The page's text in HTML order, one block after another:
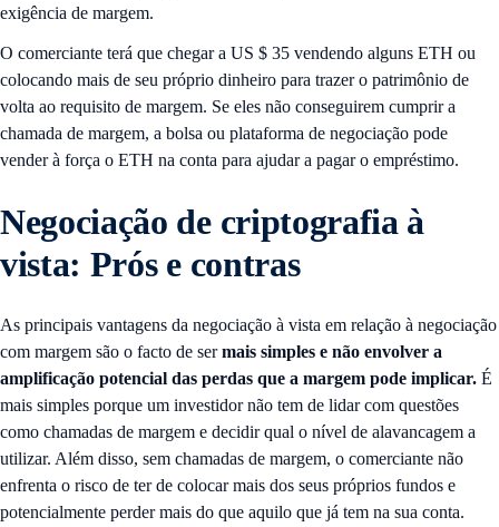
exigência de margem.
O comerciante terá que chegar a US $ 35 vendendo alguns ETH ou
colocando mais de seu próprio dinheiro para trazer o patrimônio de
volta ao requisito de margem. Se eles não conseguirem cumprir a
chamada de margem, a bolsa ou plataforma de negociação pode
vender à força o ETH na conta para ajudar a pagar o empréstimo.
Negociação decriptografia à
vista: Prós e contras
As principais vantagens da negociação à vista em relação à negociação
com margem são o facto de sermais simples e não envolver a
amplificação potencial das perdas que a margem pode implicar. É
mais simples porque um investidor não tem de lidar com questões
como chamadas de margem e decidir qual o nível de alavancagem a
utilizar. Além disso, sem chamadas de margem, o comerciante não
enfrenta o risco de ter de colocar mais dos seus próprios fundos e
potencialmente perder mais do que aquilo que já tem na sua conta.